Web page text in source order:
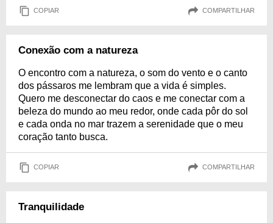
COPIAR COMPARTILHAR
Conexão com a natureza
O encontro com a natureza, o som do vento e o canto
dos pássaros me lembram que a vida é simples.
Quero me desconectar do caos e me conectar com a
beleza do mundo ao meu redor, onde cada pôr do sol
e cada onda no mar trazem a serenidade que o meu
coração tanto busca.
COPIAR COMPARTILHAR
Tranquilidade